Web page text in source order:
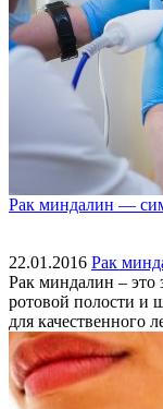
Рак миндалин —
22.01.2016 Рак
Рак миндалин – это
ротовой полости и
для качественного